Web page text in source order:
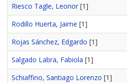
Riesco Tagle, Leonor[1]
Rodillo Huerta, Jaime [1]
Rojas Sánchez, Edgardo [1]
Salgado Labra, Fabiola [1]
Schiaffino, Santiago Lorenzo [1]